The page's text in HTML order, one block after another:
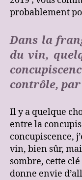
probablement
Dans la
du vin,
contrôle,
Il y a quelque
entre la
concupiscence,
vin, bien sûr,
sombre, cette
donne envie